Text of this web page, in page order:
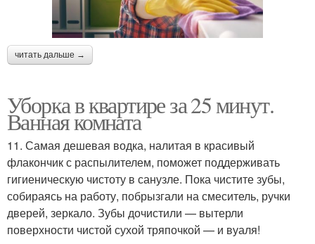
читать дальше →
Уборка в квартире за 25 минут.
Ванная комната
11. Самая дешевая водка, налитая в красивый
флакончик с распылителем, поможет поддерживать
гигиеническую чистоту в санузле. Пока чистите зубы,
собираясь на работу, побрызгали на смеситель, ручки
дверей, зеркало. Зубы дочистили — вытерли
поверхности чистой сухой тряпочкой — и вуаля!